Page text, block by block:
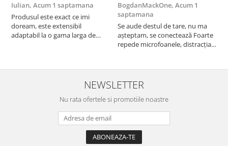
Iulian, Acum 1 saptamana
Produsul este exact ce imi
doream, este extensibil
adaptabil la o gama larga de
spatios, practic. Sunt multumit.
BogdanMackOne, Acum 1
saptamana
Se aude destul de tare, nu ma
așteptam, se conectează Foarte
repede microfoanele, distracția
testul rezistenta!! Merita
NEWSLETTER
Nu rata ofertele si promotiile noastre